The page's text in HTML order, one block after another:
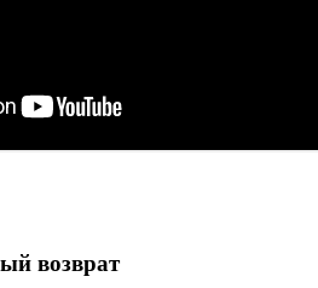
возврат